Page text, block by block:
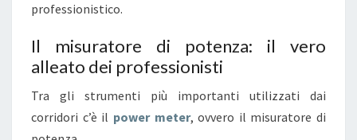
professionistico.
Il misuratore di potenza: il vero
alleato dei professionisti
Tra gli strumenti più importanti utilizzati dai
corridori c’è il power meter, ovvero il misuratore di